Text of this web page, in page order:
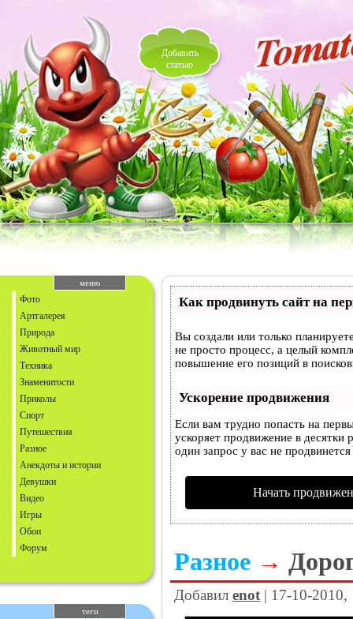
Добавить
статью
меню
Фото
Артгалерея
Природа
Животный мир
Техника
Знаменитости
Приколы
Спорт
Путешествия
Разное
Анекдоты и истории
Девушки
Видео
Игры
Обои
Форум
теги
Как продвинуть сайт на
Вы создали или только
не просто процесс, а целый
повышение его позиций в
Ускорение продвижения
Если вам трудно попасть на
ускоряет продвижение в десятки
один запрос у вас не
Начать
Разное →
Добавил enot | 17-10-